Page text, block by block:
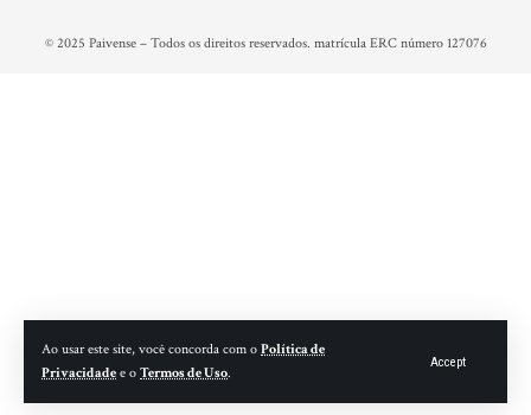
Ao usar este site, você concorda com o Política de
Privacidade e o Termos de Uso.
Accept
© 2025 Paivense – Todos os direitos reservados. matrícula ERC número 127076